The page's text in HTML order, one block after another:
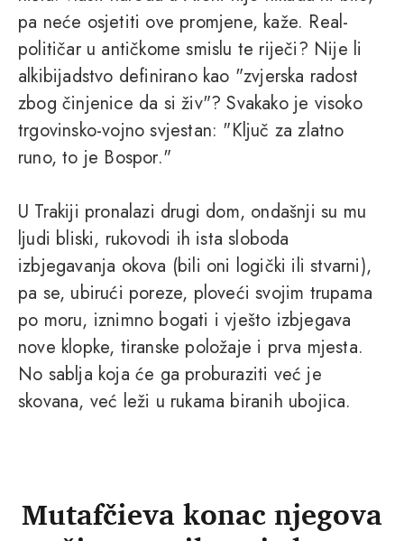
pa neće osjetiti ove promjene, kaže. Real-
političar u antičkome smislu te riječi? Nije li
alkibijadstvo definirano kao "zvjerska radost
zbog činjenice da si živ"? Svakako je visoko
trgovinsko-vojno svjestan: "Ključ za zlatno
runo, to je Bospor."
U Trakiji pronalazi drugi dom, ondašnji su mu
ljudi bliski, rukovodi ih ista sloboda
izbjegavanja okova (bili oni logički ili stvarni),
pa se, ubirući poreze, ploveći svojim trupama
po moru, iznimno bogati i vješto izbjegava
nove klopke, tiranske položaje i prva mjesta.
No sablja koja će ga proburaziti već je
skovana, već leži u rukama biranih ubojica.
Mutafčieva konac njegova